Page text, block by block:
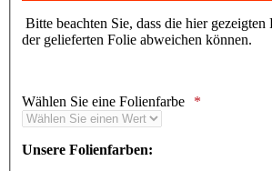
Bitte beachten Sie, dass die hier
der gelieferten Folie abweichen können.
Wählen Sie eine Folienfarbe
Unsere Folienfarben: